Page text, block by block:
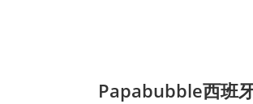
Papabubble西班